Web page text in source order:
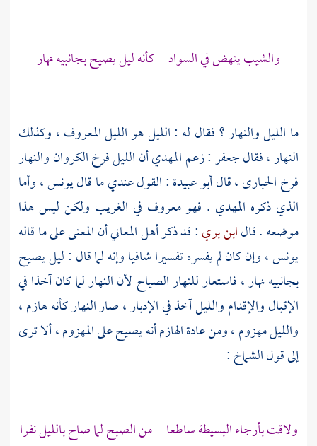
والشيب ينهض في السواد كأنه ليل يصيح بجانبيه نهار
ما الليل والنهار ؟ فقال له : الليل هو الليل المعروف ، وكذلك
النهار ، فقالجعفر: زعمالمهديأن الليل فرخ الكروان والنهار
فرخ الحبارى ، قالأبو عبيدة: القول عندي ما قاليونس، وأما
الذي ذكره المهدي . فهو معروف في الغريب ولكن ليس هذا
موضعه . قالابن بري: قد ذكر أهل المعاني أن المعنى على ما قاله
يونس، وإن كان لم يفسره تفسيرا شافيا وإنه لما قال : ليل يصيح
بجانبيه نهار ، فاستعار للنهار الصياح لأن النهار لما كان آخذا في
الإقبال والإقدام والليل آخذ في الإدبار ، صار النهار كأنه هازم ،
والليل مهزوم ، ومن عادة الهازم أنه يصيح على المهزوم ، ألا ترى
إلى قولالشماخ:
ولاقت بأرجاء البسيطة ساطعا من الصبح لما صاح بالليل نفرا